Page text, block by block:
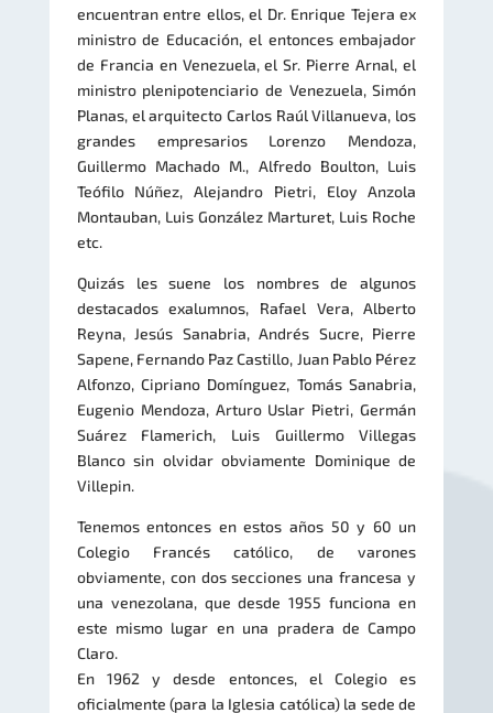
encuentran entre ellos, el Dr. Enrique Tejera ex
ministro de Educación, el entonces embajador
de Francia en Venezuela, el Sr. Pierre Arnal, el
ministro plenipotenciario de Venezuela, Simón
Planas, el arquitecto Carlos Raúl Villanueva, los
grandes empresarios Lorenzo Mendoza,
Guillermo Machado M., Alfredo Boulton, Luis
Teófilo Núñez, Alejandro Pietri, Eloy Anzola
Montauban, Luis González Marturet, Luis Roche
etc.
Quizás les suene los nombres de algunos
destacados exalumnos, Rafael Vera, Alberto
Reyna, Jesús Sanabria, Andrés Sucre, Pierre
Sapene, Fernando Paz Castillo, Juan Pablo Pérez
Alfonzo, Cipriano Domínguez, Tomás Sanabria,
Eugenio Mendoza, Arturo Uslar Pietri, Germán
Suárez Flamerich, Luis Guillermo Villegas
Blanco sin olvidar obviamente Dominique de
Villepin.
Tenemos entonces en estos años 50 y 60 un
Colegio Francés católico, de varones
obviamente, con dos secciones una francesa y
una venezolana, que desde 1955 funciona en
este mismo lugar en una pradera de Campo
Claro.
En 1962 y desde entonces, el Colegio es
oficialmente (para la Iglesia católica) la sede de